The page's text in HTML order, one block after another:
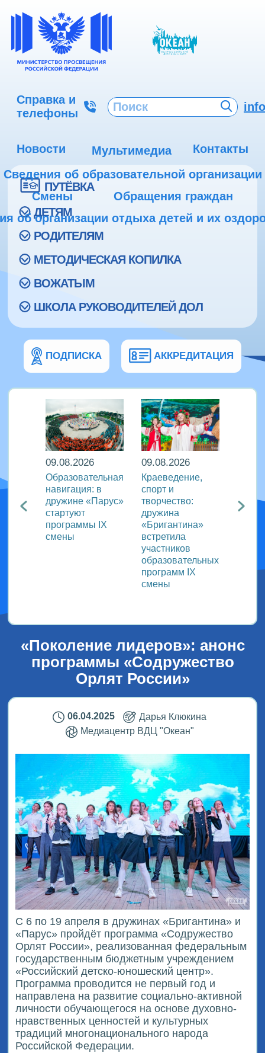
Справка и
телефоны
Новости Мультимедиа
Контакты
Сведения об образовательной организации
Смены
Обращения граждан
об организации отдыха детей и их
ПУТЁВКА
ДЕТЯМ
РОДИТЕЛЯМ
МЕТОДИЧЕСКАЯ КОПИЛКА
ВОЖАТЫМ
ШКОЛА РУКОВОДИТЕЛЕЙ ДОЛ
ПОДПИСКА АККРЕДИТАЦИЯ
09.08.2026
Образовательная
навигация: в
дружине «Парус»
стартуют
программы IX
смены
09.08.2026
Краеведение,
спорт и
творчество:
дружина
«Бригантина»
встретила
участников
образовательных
программ IX
смены
«Поколение лидеров»: анонс
программы «Содружество
Орлят России»
06.04.2025
Дарья Клюкина
Медиацентр ВДЦ "Океан"
С 6 по 19 апреля в дружинах «Бригантина» и
«Парус» пройдёт программа «Содружество
Орлят России», реализованная федеральным
государственным бюджетным учреждением
«Российский детско-юношеский центр».
Программа проводится не первый год и
направлена на развитие социально-активной
личности обучающегося на основе духовно-
нравственных ценностей и культурных
традиций многонационального народа
Российской Федерации.